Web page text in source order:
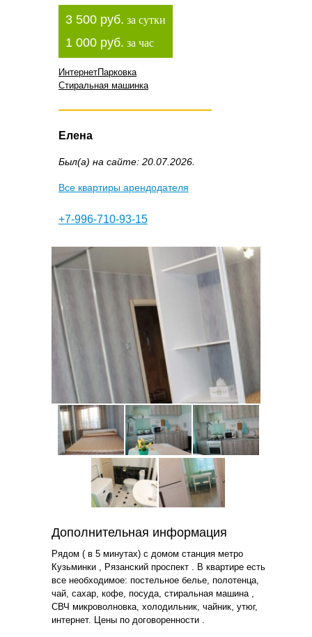
3 500 руб. за сутки
1 000 руб. за час
ИнтернетПарковка
Стиральная машинка
Елена
Был(а) на сайте: 20.07.2026.
Все квартиры арендодателя
+7-996-710-93-15
Дополнительная информация
Рядом ( в 5 минутах) с домом станция метро
Кузьминки , Рязанский проспект . В квартире есть
все необходимое: постельное белье, полотенца,
чай, сахар, кофе, посуда, стиральная машина ,
СВЧ микроволновка, холодильник, чайник, утюг,
интернет. Цены по договоренности .